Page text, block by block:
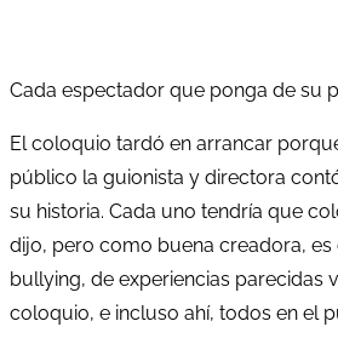
Cada espectador que ponga de su
El coloquio tardó en arrancar
público la guionista y directora
su historia. Cada uno tendría que
dijo, pero como buena creadora, es
bullying, de experiencias parecidas
coloquio, e incluso ahí, todos en el